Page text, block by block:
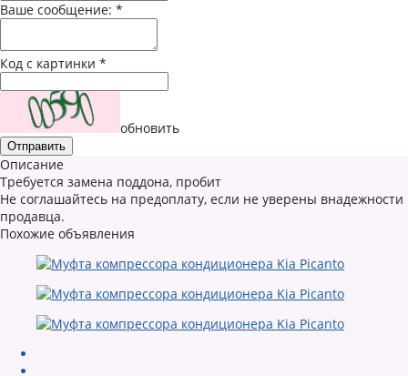
Ваше сообщение: *
Код с картинки *
обновить
Описание
Требуется замена поддона, пробит
Не соглашайтесь на предоплату, если не уверены внадежности
продавца.
Похожие объявления